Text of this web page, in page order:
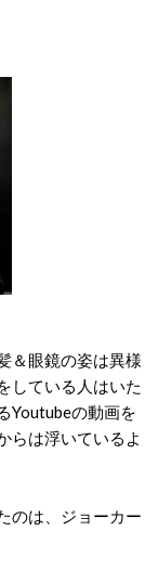
＆眼鏡の姿は異様
している人はいた
Youtubeの動画を
らは浮いているよ
のは、ジョーカー